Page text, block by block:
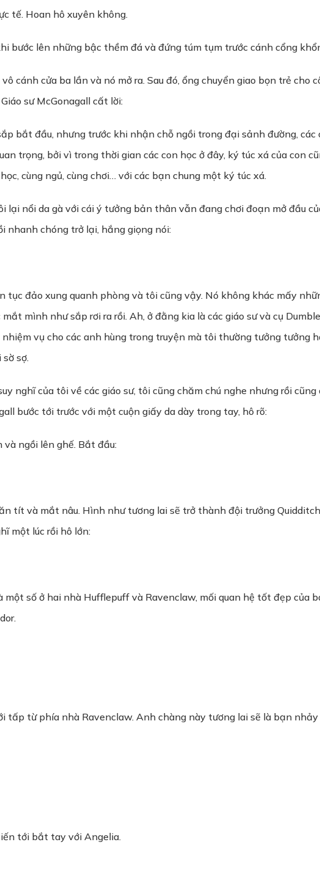
tế. Hoan hô xuyên không.
bước lên những bậc thềm đá và đứng túm tụm trước cánh cổng
cánh cửa ba lần và nó mở ra. Sau đó, ổng chuyển giao bọn trẻ cho
sư McGonagall cất lời:
bắt đầu, nhưng trước khi nhận chỗ ngồi trong đại sảnh đường, các
trọng, bởi vì trong thời gian các con học ở đây, ký túc xá của con
cùng ngủ, cùng chơi… với các bạn chung một ký túc xá.
lại nổi da gà với cái ý tưởng bản thân vẫn đang chơi đoạn mở đầu
nhanh chóng trở lại, hắng giọng nói:
tục đảo xung quanh phòng và tôi cũng vậy. Nó không khác mấy
mình như sắp rơi ra rồi. Ah, ở đằng kia là các giáo sư và cụ
vụ cho các anh hùng trong truyện mà tôi thường tưởng tưởng
sợ.
nghĩ của tôi về các giáo sư, tôi cũng chăm chú nghe nhưng rồi
bước tới trước với một cuộn giấy da dày trong tay, hô rõ:
ngồi lên ghế. Bắt đầu:
tít và mắt nâu. Hình như tương lai sẽ trở thành đội trưởng
một lúc rồi hô lớn:
số ở hai nhà Hufflepuff và Ravenclaw, mối quan hệ tốt đẹp của
từ phía nhà Ravenclaw. Anh chàng này tương lai sẽ là bạn nhảy
tới bắt tay với Angelia.